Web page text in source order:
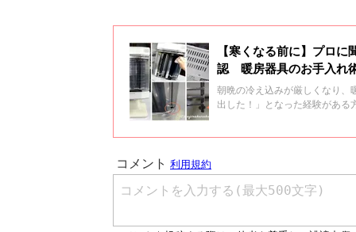
【寒くなる前に】プロ
認 暖房器具のお手入れ
朝晩の冷え込みが厳しくなり
出した！」となった経験があ